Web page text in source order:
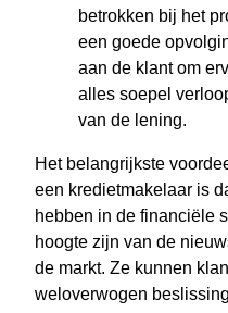
betrokken bij het
een goede
aan de klant om
alles soepel
van de lening.
Het belangrijkste
een kredietmakelaar is
hebben in de financiële
hoogte zijn van de
de markt. Ze kunnen
weloverwogen